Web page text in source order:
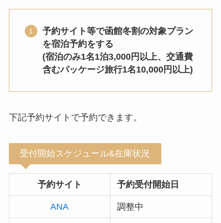
予約サイト等で函館冬割の対象プラン
を宿泊予約をする
(宿泊のみ1名1泊3,000円以上、交通費
含むパッケージ旅行1名10,000円以上)
下記予約サイトで予約できます。
受付開始スケジュール&在庫状況
予約サイト 予約受付開始日
ANA 調整中